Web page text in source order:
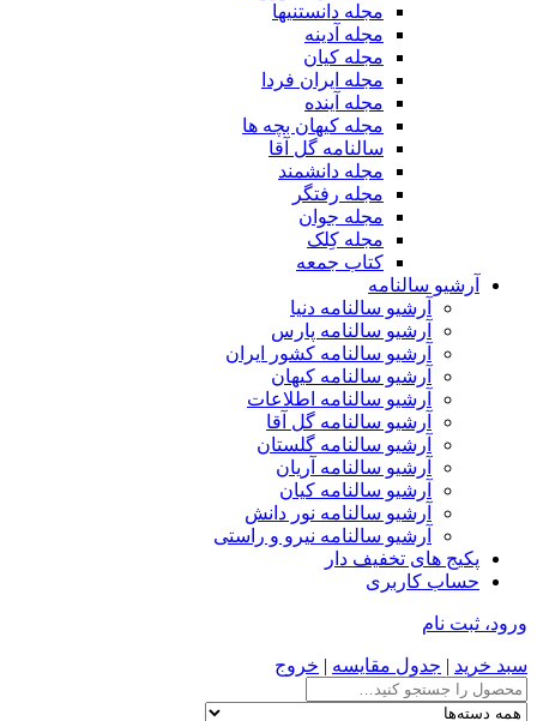
مجله دانستنیها
مجله آدینه
مجله کیان
مجله ایران فردا
مجله آینده
مجله کیهان بچه ها
سالنامه گل آقا
مجله دانشمند
مجله رفتگر
مجله جوان
مجله کِلک
کتاب جمعه
آرشیو سالنامه
آرشیو سالنامه دنیا
آرشیو سالنامه پارس
آرشیو سالنامه کشور ایران
آرشیو سالنامه کیهان
آرشیو سالنامه اطلاعات
آرشیو سالنامه گل آقا
آرشیو سالنامه گلستان
آرشیو سالنامه آریان
آرشیو سالنامه کیان
آرشیو سالنامه نور دانش
آرشیو سالنامه نیرو و راستی
پکیج های تخفیف دار
حساب کاربری
ورود، ثبت نام
سبد خرید | جدول مقایسه | خروج